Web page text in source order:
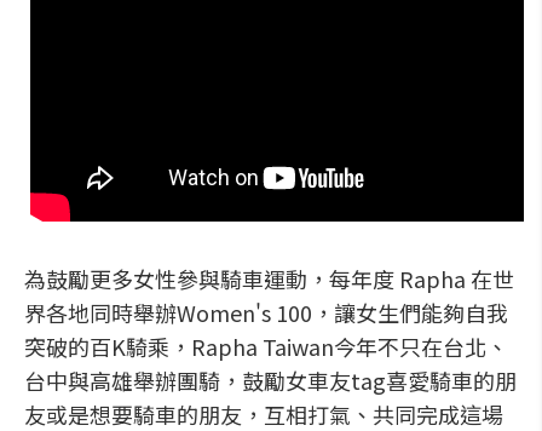
為鼓勵更多女性參與騎車運動，每年度 Rapha 在世
界各地同時舉辦Women's 100，讓女生們能夠自我
突破的百K騎乘，Rapha Taiwan今年不只在台北、
台中與高雄舉辦團騎，鼓勵女車友tag喜愛騎車的朋
友或是想要騎車的朋友，互相打氣、共同完成這場